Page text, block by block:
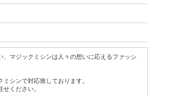
マジックミシンは人々の想いに応えるファッシ
シンで対応致しております。
ください。